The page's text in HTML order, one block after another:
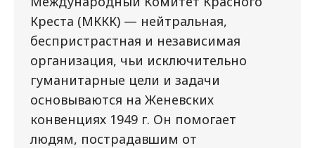
Креста (МККК) — нейтральная,
беспристрастная и независимая
организация, чьи исключительно
гуманитарные цели и задачи
основываются на Женевских
конвенциях 1949 г. Он помогает
людям, пострадавшим от